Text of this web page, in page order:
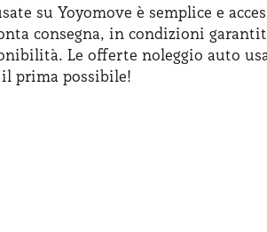
su Yoyomove è semplice e
consegna, in condizioni
Le offerte noleggio auto
prima possibile!
per bloccare l'auto per